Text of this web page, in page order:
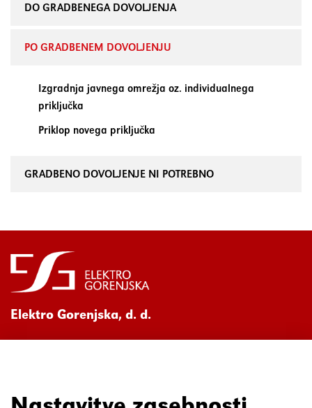
DO GRADBENEGA DOVOLJENJA
PO GRADBENEM DOVOLJENJU
Izgradnja javnega omrežja oz. individualnega
priključka
Priklop novega priključka
GRADBENO DOVOLJENJE NI POTREBNO
Elektro Gorenjska, d. d.